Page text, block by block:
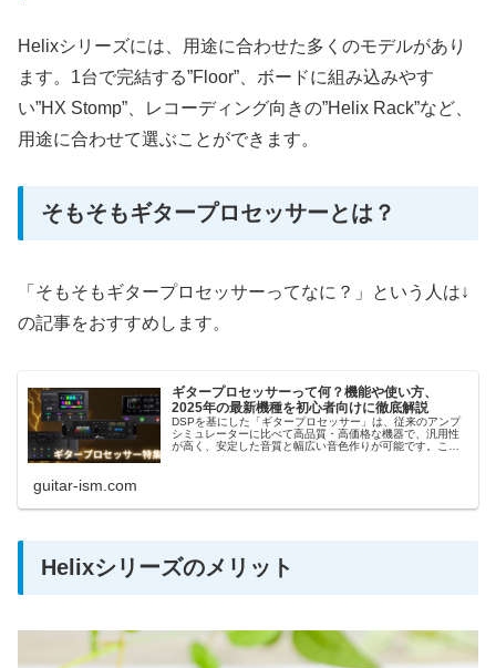
Helixシリーズには、用途に合わせた多くのモデルがあり
ます。1台で完結する”Floor”、ボードに組み込みやす
い”HX Stomp”、レコーディング向きの”Helix Rack”など、
用途に合わせて選ぶことができます。
そもそもギタープロセッサーとは？
「そもそもギタープロセッサーってなに？」という人は↓
の記事をおすすめします。
ギタープロセッサーって何？機能や使い方、
2025年の最新機種を初心者向けに徹底解説
DSPを基にした「ギタープロセッサー」は、従来のアンプ
シミュレーターに比べて高品質・高価格な機器で、汎用性
が高く、安定した音質と幅広い音色作りが可能です。この
guitar-ism.com
Helixシリーズのメリット